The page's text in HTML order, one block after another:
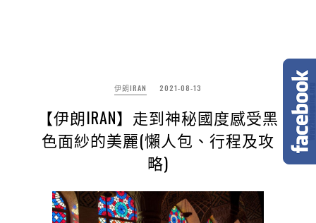
伊朗IRAN 2021-08-13
【伊朗IRAN】走到神秘國度感受黑
色面紗的美麗(懶人包、行程及攻
略)